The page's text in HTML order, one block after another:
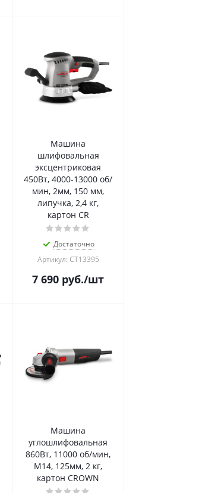
Машина
шлифовальная
эксцентриковая
450Вт, 4000-13000 об/
мин, 2мм, 150 мм,
липучка, 2,4 кг,
картон CR
Достаточно
Артикул: CT13395
7 690 руб./шт
Машина
углошлифовальная
860Вт, 11000 об/мин,
М14, 125мм, 2 кг,
картон CROWN